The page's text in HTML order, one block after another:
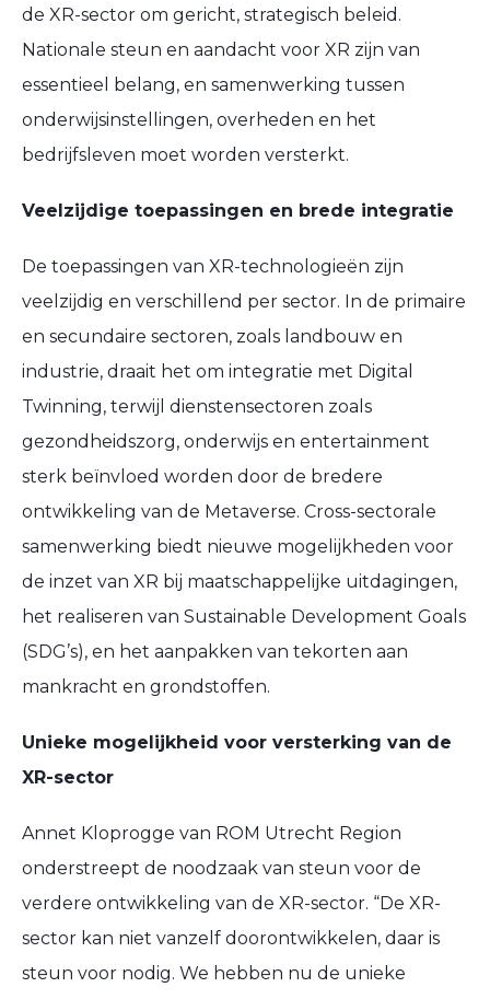
de XR-sector om gericht, strategisch beleid.
Nationale steun en aandacht voor XR zijn van
essentieel belang, en samenwerking tussen
onderwijsinstellingen, overheden en het
bedrijfsleven moet worden versterkt.
Veelzijdige toepassingen en brede integratie
De toepassingen van XR-technologieën zijn
veelzijdig en verschillend per sector. In de primaire
en secundaire sectoren, zoals landbouw en
industrie, draait het om integratie met Digital
Twinning, terwijl dienstensectoren zoals
gezondheidszorg, onderwijs en entertainment
sterk beïnvloed worden door de bredere
ontwikkeling van de Metaverse. Cross-sectorale
samenwerking biedt nieuwe mogelijkheden voor
de inzet van XR bij maatschappelijke uitdagingen,
het realiseren van Sustainable Development Goals
(SDG’s), en het aanpakken van tekorten aan
mankracht en grondstoffen.
Unieke mogelijkheid voor versterking van de
XR-sector
Annet Kloprogge van ROM Utrecht Region
onderstreept de noodzaak van steun voor de
verdere ontwikkeling van de XR-sector. “De XR-
sector kan niet vanzelf doorontwikkelen, daar is
steun voor nodig. We hebben nu de unieke